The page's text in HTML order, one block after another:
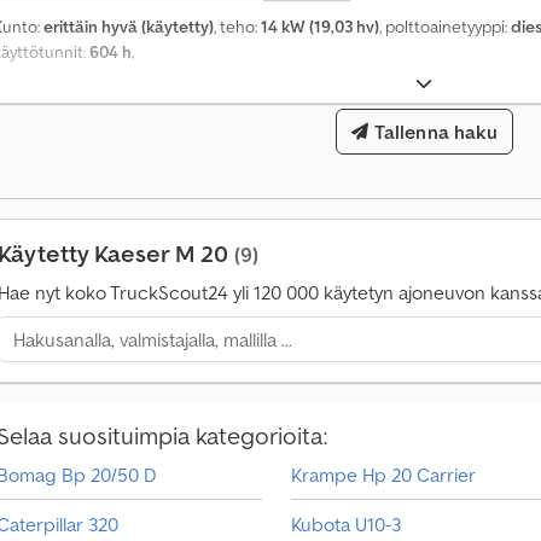
erittäin hyvä (käytetty), teho:14 kW (19,03 hv), polttoainetyyppi:
604 h
Tallenna haku
Käytetty Kaeser M 20 (9)
Hae nyt koko TruckScout24 yli 120 000 käytetyn ajoneuvon
suosituimpia kategorioita:
Bp 20/50 D
320
Krampe Hp 20 Carrier
Kubota U10-3
a
n
y
l
i
0
0
o
s
p
y